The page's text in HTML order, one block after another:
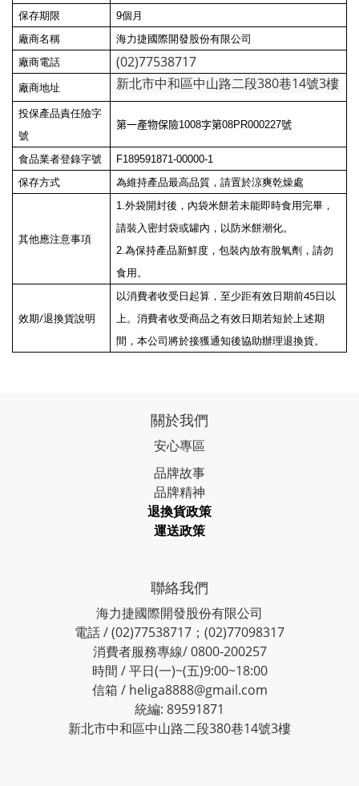
保存期限
9個月
廠商名稱
海力捷國際開發股份有限公司
廠商電話
(02)77538717
廠商地址 新北市中和區中山路二段380巷14號3樓
投保產品責任險字
號
第一產物保險1008字第08PR000227號
食品業者登錄字號
F189591871-00000-1
保存方式
為維持產品最高品質，請置於涼爽乾燥處
其他應注意事項
1.外袋開封後，內袋米餅若未能即時食用完畢，
請裝入密封袋或罐內，以防米餅潮化。
2.為保持產品新鮮度，包裝內放有脫氧劑，請勿
食用。
效期/退換貨說明
以消費者收受日起算，至少距有效日期前45 日以
上。消費者收受商品之有效日期若短於上述期
間，本公司將於接獲通知後協助辦理退換貨。
關於我們
安心專區
品牌故事
品牌精神
退換貨政策
運送政策
聯絡我們
海力捷國際開發股份有限公司
電話 / (02)77538717；(02)77098317
消費者服務專線/ 0800-200257
時間 / 平日(一)~(五)9:00~18:00
信箱 / heliga8888@gmail.com
統編: 89591871
新北市中和區中山路二段380巷14號3樓